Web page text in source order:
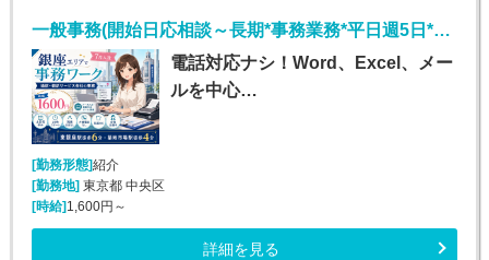
一般事務(開始日応相談～長期*事務業務*平日週5日*銀座)
電話対応ナシ！Word、Excel、メー
ルを中心…
[勤務形態]紹介
[勤務地] 東京都 中央区
[時給] 1,600円～
詳細を見る